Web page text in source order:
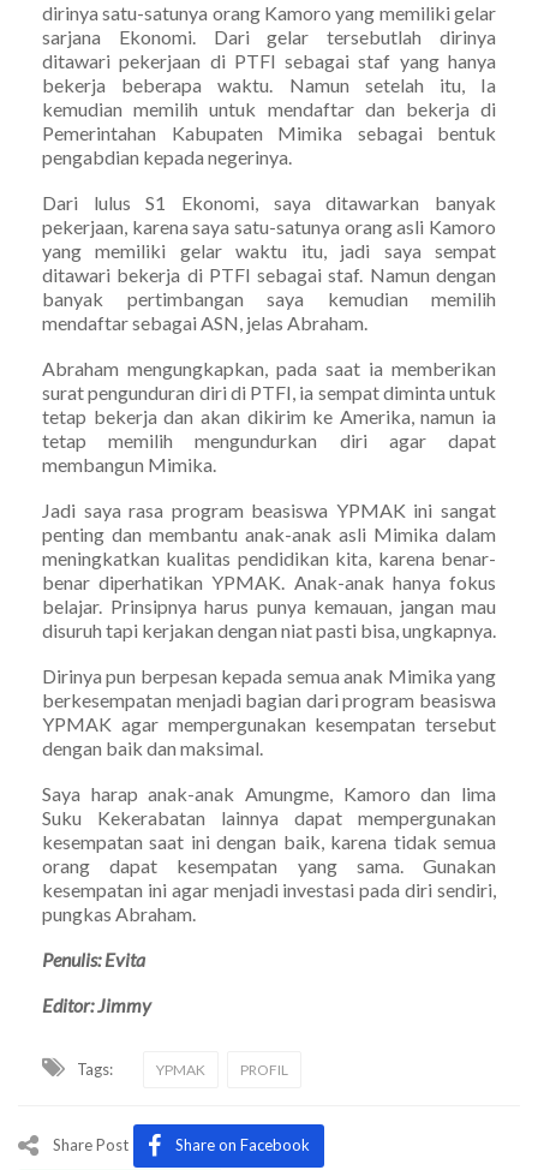
dirinya satu-satunya orang Kamoro yang memiliki gelar
sarjana Ekonomi. Dari gelar tersebutlah dirinya
ditawari pekerjaan di PTFI sebagai staf yang hanya
bekerja beberapa waktu. Namun setelah itu, Ia
kemudian memilih untuk mendaftar dan bekerja di
Pemerintahan Kabupaten Mimika sebagai bentuk
pengabdian kepada negerinya.
Dari lulus S1 Ekonomi, saya ditawarkan banyak
pekerjaan, karena saya satu-satunya orang asli Kamoro
yang memiliki gelar waktu itu, jadi saya sempat
ditawari bekerja di PTFI sebagai staf. Namun dengan
banyak pertimbangan saya kemudian memilih
mendaftar sebagai ASN, jelas Abraham.
Abraham mengungkapkan, pada saat ia memberikan
surat pengunduran diri di PTFI, ia sempat diminta untuk
tetap bekerja dan akan dikirim ke Amerika, namun ia
tetap memilih mengundurkan diri agar dapat
membangun Mimika.
Jadi saya rasa program beasiswa YPMAK ini sangat
penting dan membantu anak-anak asli Mimika dalam
meningkatkan kualitas pendidikan kita, karena benar-
benar diperhatikan YPMAK. Anak-anak hanya fokus
belajar. Prinsipnya harus punya kemauan, jangan mau
disuruh tapi kerjakan dengan niat pasti bisa, ungkapnya.
Dirinya pun berpesan kepada semua anak Mimika yang
berkesempatan menjadi bagian dari program beasiswa
YPMAK agar mempergunakan kesempatan tersebut
dengan baik dan maksimal.
Saya harap anak-anak Amungme, Kamoro dan lima
Suku Kekerabatan lainnya dapat mempergunakan
kesempatan saat ini dengan baik, karena tidak semua
orang dapat kesempatan yang sama. Gunakan
kesempatan ini agar menjadi investasi pada diri sendiri,
pungkas Abraham.
Penulis: Evita
Editor: Jimmy
Tags: YPMAK PROFIL
Share Post Share on Facebook